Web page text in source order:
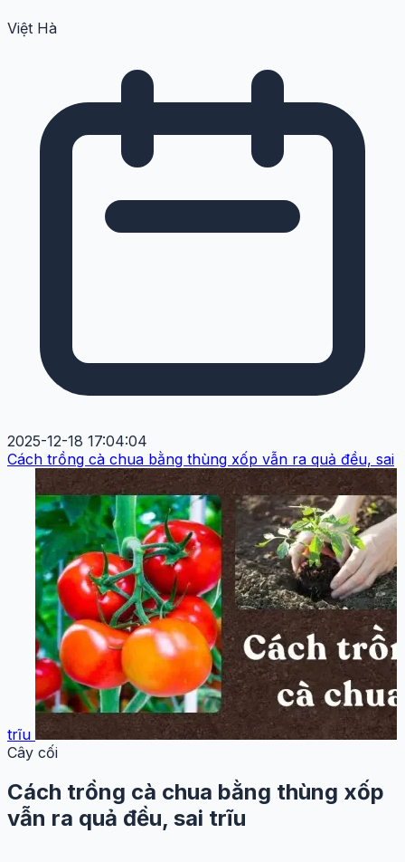
Việt Hà
2025-12-18 17:04:04
Cách trồng cà chua bằng thùng xốp vẫn ra quả đều, sai
trĩu
Cây cối
Cách trồng cà chua bằng thùng xốp
vẫn ra quả đều, sai trĩu